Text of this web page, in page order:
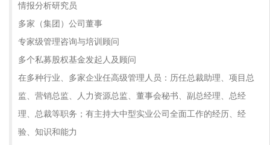
情报分析研究员
多家（集团）公司董事
专家级管理咨询与培训顾问
多个私募股权基金发起人及顾问
在多种行业、多家企业任高级管理人员：历任总裁助理、项目总
监、营销总监、人力资源总监、董事会秘书、副总经理、总经
理、总裁等职务；有主持大中型实业公司全面工作的经历、经
验、知识和能力